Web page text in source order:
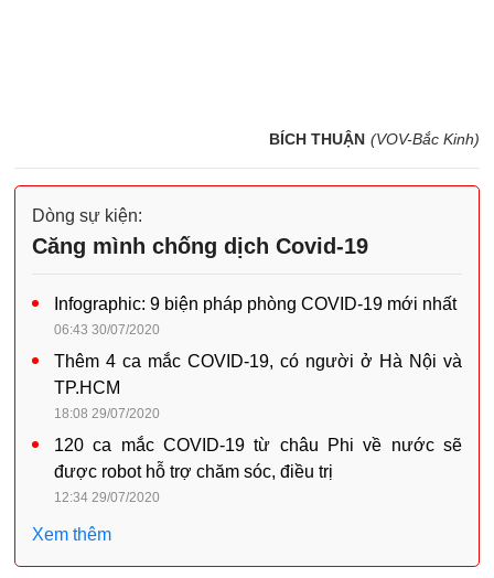
BÍCH THUẬN (VOV-Bắc Kinh)
Dòng sự kiện:
Căng mình chống dịch Covid-19
Infographic: 9 biện pháp phòng COVID-19 mới nhất
06:43 30/07/2020
Thêm 4 ca mắc COVID-19, có người ở Hà Nội và
TP.HCM
18:08 29/07/2020
120 ca mắc COVID-19 từ châu Phi về nước sẽ
được robot hỗ trợ chăm sóc, điều trị
12:34 29/07/2020
Xem thêm